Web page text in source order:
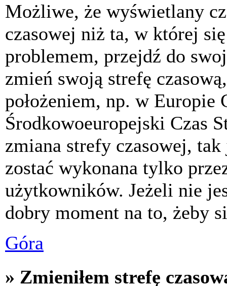
Możliwe, że wyświetlany
czasowej niż ta, w której
problemem, przejdź do
zmień swoją strefę
położeniem, np. w Europie
Środkowoeuropejski Czas
zmiana strefy czasowej,
zostać wykonana tylko
użytkowników. Jeżeli nie
dobry moment na to, żeby
Góra
» Zmieniłem strefę